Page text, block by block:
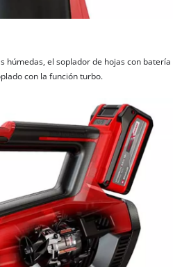
húmedas, el soplador de hojas con batería
con la función turbo.